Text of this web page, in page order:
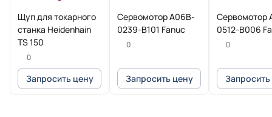
Щуп для токарного
станка Heidenhain
TS 150
0
Запросить цену
Сервомотор A06B-
0239-B101 Fanuc
0
Запросить цену
Сервомотор
0512-B006
0